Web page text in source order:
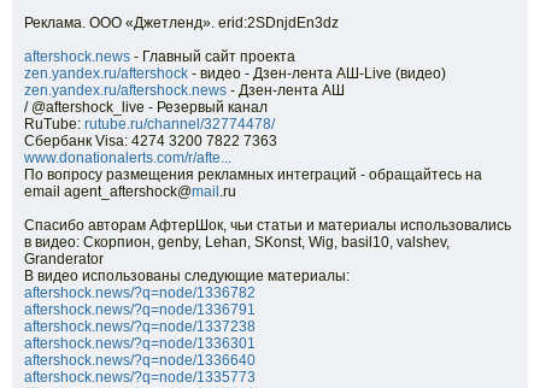
Реклама. ООО «Джетленд». erid:2SDnjdEn3dz
aftershock.news - Главный сайт проекта
zen.yandex.ru/aftershock - видео - Дзен-лента АШ-Live (видео)
zen.yandex.ru/aftershock.news - Дзен-лента АШ
/ @aftershock_live - Резервый канал
RuTube: rutube.ru/channel/32774478/
Сбербанк Visa: 4274 3200 7822 7363
www.donationalerts.com/r/afte...
По вопросу размещения рекламных интеграций - обращайтесь на
email agent_aftershock@mail .ru
Спасибо авторам АфтерШок, чьи статьи и материалы использовались
в видео: Скорпион, genby, Lehan, SKonst, Wig, basil10, valshev,
Granderator
В видео использованы следующие материалы:
aftershock.news/?q=node/1336782
aftershock.news/?q=node/1336791
aftershock.news/?q=node/1337238
aftershock.news/?q=node/1336301
aftershock.news/?q=node/1336640
aftershock.news/?q=node/1335773